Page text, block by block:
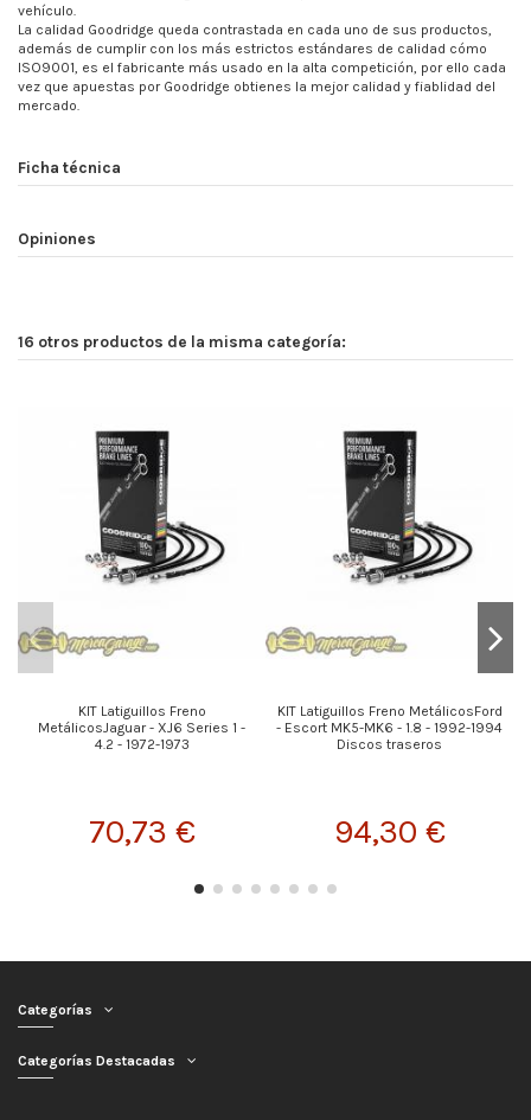
vehículo.
La calidad Goodridge queda contrastada en cada uno de sus productos,
además de cumplir con los más estrictos estándares de calidad cómo
ISO9001, es el fabricante más usado en la alta competición, por ello cada
vez que apuestas por Goodridge obtienes la mejor calidad y fiablidad del
mercado.
Ficha técnica
Opiniones
16 otros productos de la misma categoría:
KIT Latiguillos Freno
MetálicosJaguar - XJ6 Series 1 -
4.2 - 1972-1973
70,73 €
KIT Latiguillos Freno MetálicosFord
- Escort MK5-MK6 - 1.8 - 1992-1994
Discos traseros
94,30 €
Categorías
Categorías Destacadas